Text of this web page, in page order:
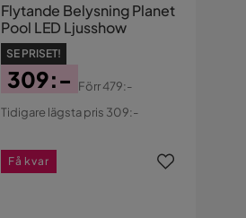
Flytande Belysning Planet
Pool LED Ljusshow
SE PRISET!
Pris
309:-
Original
Förr479:-
Tidigare lägsta pris 309:-
Få kvar